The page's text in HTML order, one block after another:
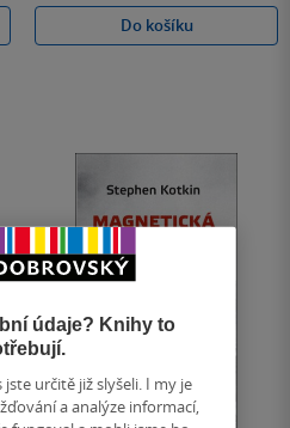
Do košíku
údaje? Knihy to
určitě již slyšeli. I my je
a analýze informací,